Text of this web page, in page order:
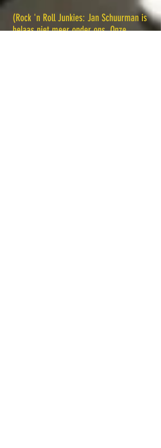
(Rock 'n Roll Junkies: Jan Schuurman is
helaas niet meer onder ons. Onze